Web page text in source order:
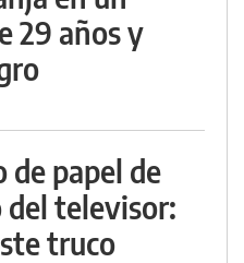
29 años y
de papel de
televisor:
truco